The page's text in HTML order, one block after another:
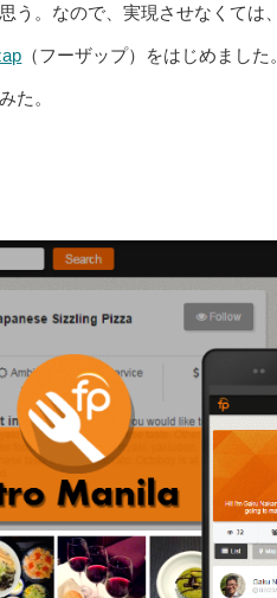
う。なので、実現させなくては
（フーザップ）をはじめまし
た。